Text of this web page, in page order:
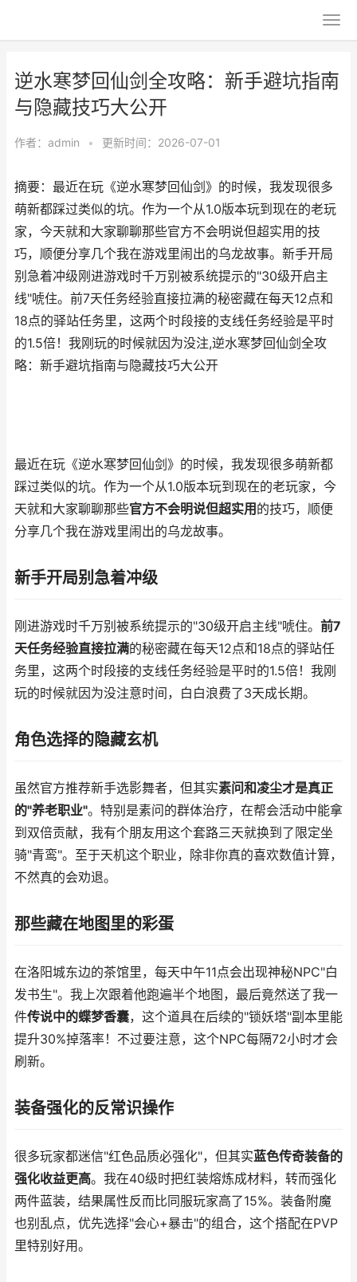
逆水寒梦回仙剑全攻略：新手避坑指南
与隐藏技巧大公开
作者： admin • 更新时间：2026-07-01
摘要：最近在玩《逆水寒梦回仙剑》的时候，我发现很多
萌新都踩过类似的坑。作为一个从1.0版本玩到现在的老玩
家，今天就和大家聊聊那些官方不会明说但超实用的技
巧，顺便分享几个我在游戏里闹出的乌龙故事。新手开局
别急着冲级刚进游戏时千万别被系统提示的"30级开启主
线"唬住。前7天任务经验直接拉满的秘密藏在每天12点和
18点的驿站任务里，这两个时段接的支线任务经验是平时
的1.5倍！我刚玩的时候就因为没注,逆水寒梦回仙剑全攻
略：新手避坑指南与隐藏技巧大公开
最近在玩《逆水寒梦回仙剑》的时候，我发现很多萌新都
踩过类似的坑。作为一个从1.0版本玩到现在的老玩家，今
天就和大家聊聊那些官方不会明说但超实用 的技巧，顺便
分享几个我在游戏里闹出的乌龙故事。
新手开局别急着冲级
刚进游戏时千万别被系统提示的"30级开启主线"唬住。 前7
天任务经验直接拉满的秘密藏在每天12点和18点的驿站任
务里，这两个时段接的支线任务经验是平时的1.5倍！我刚
玩的时候就因为没注意时间，白白浪费了3天成长期。
角色选择的隐藏玄机
虽然官方推荐新手选影舞者，但其实素问和凌尘才是真正
的"养老职业"。特别是素问的群体治疗，在帮会活动中能拿
到双倍贡献，我有个朋友用这个套路三天就换到了限定坐
骑"青鸾"。至于天机这个职业，除非你真的喜欢数值计算，
不然真的会劝退。
那些藏在地图里的彩蛋
在洛阳城东边的茶馆里，每天中午11点会出现神秘NPC"白
发书生"。我上次跟着他跑遍半个地图，最后竟然送了我一
件传说中的蝶梦香囊，这个道具在后续的"锁妖塔"副本里能
提升30%掉落率！不过要注意，这个NPC每隔72小时才会
刷新。
装备强化的反常识操作
很多玩家都迷信"红色品质必强化"，但其实蓝色传奇装备的
强化收益更高。我在40级时把红装熔炼成材料，转而强化
两件蓝装，结果属性反而比同服玩家高了15%。装备附魔
也别乱点，优先选择"会心+暴击"的组合，这个搭配在PVP
里特别好用。